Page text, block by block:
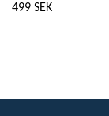
499 SEK